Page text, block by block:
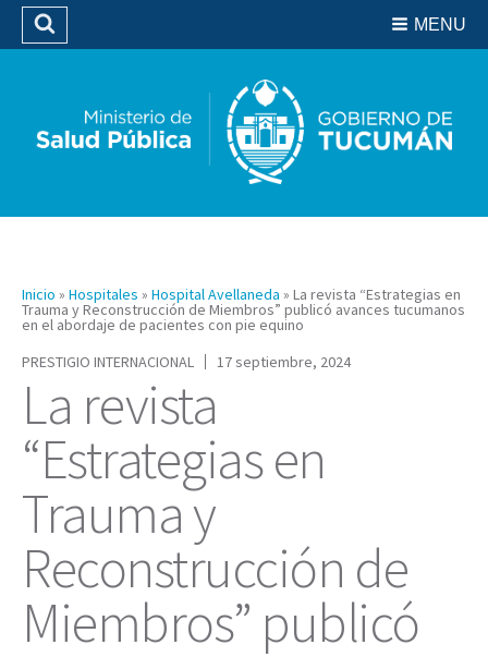
Biblioteca
MENU
Buscar
Inicio » Hospitales » Hospital Avellaneda » La revista “Estrategias en
Trauma y Reconstrucción de Miembros” publicó avances tucumanos
en el abordaje de pacientes con pie equino
PRESTIGIO INTERNACIONAL
17 septiembre, 2024
La revista
“Estrategias en
Trauma y
Reconstrucción de
Miembros” publicó